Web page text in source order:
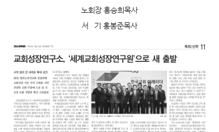
노회장 홍승희목사
서 기 홍봉준목사